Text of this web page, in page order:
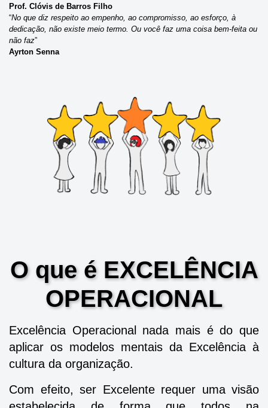
Prof. Clóvis de Barros Filho
“No que diz respeito ao empenho, ao compromisso, ao esforço, à
dedicação, não existe meio termo. Ou você faz uma coisa bem-feita ou
não faz”
Ayrton Senna
O que é EXCELÊNCIA
OPERACIONAL
Excelência Operacional nada mais é do que
aplicar os modelos mentais da Excelência à
cultura da organização.
Com efeito, ser Excelente requer uma visão